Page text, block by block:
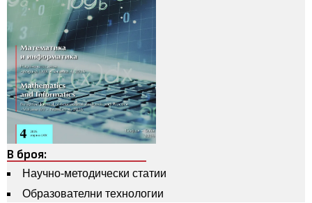
В броя:
Научно-методически статии
Образователни технологии